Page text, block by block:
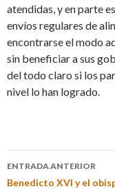
atendidas, y en parte
envíos regulares de
encontrarse el modo
sin beneficiar a sus
del todo claro si los
nivel lo han logrado.
ENTRADA ANTERIOR
Benedicto XVI y el